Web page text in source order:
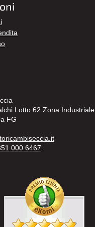
Lotto 62 Zona Industriale
FG
000 6467